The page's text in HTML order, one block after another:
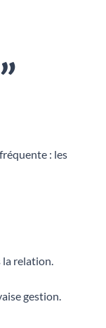
: les
relation.
gestion.